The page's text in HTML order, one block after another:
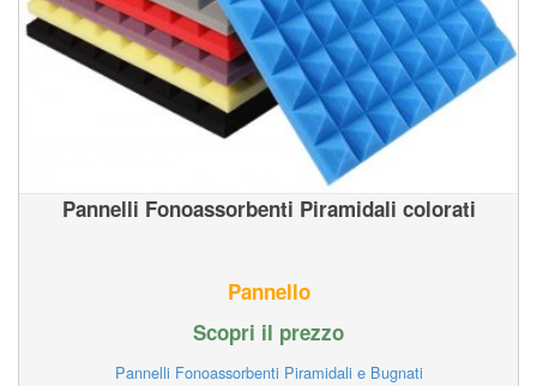
Pannelli Fonoassorbenti Piramidali colorati
Pannello
Scopri il prezzo
Pannelli Fonoassorbenti Piramidali e Bugnati